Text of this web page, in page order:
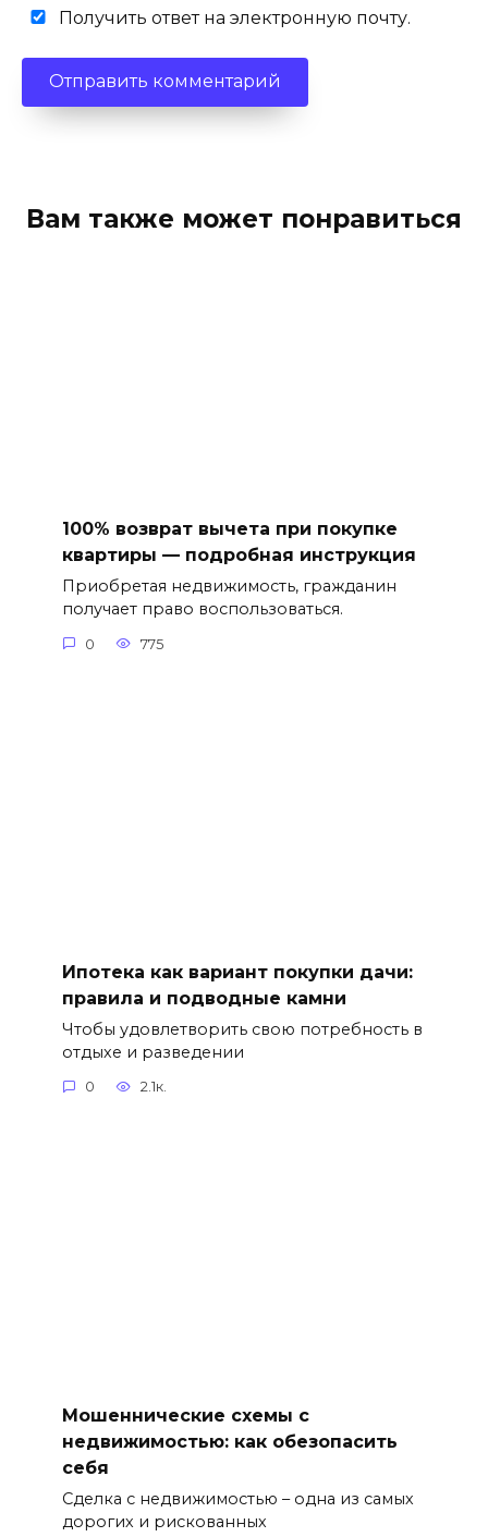
Получить ответ на электронную почту.
Вам также может понравиться
100% возврат вычета при покупке
квартиры — подробная инструкция
Приобретая недвижимость, гражданин
получает право воспользоваться.
0 775
Ипотека как вариант покупки дачи:
правила и подводные камни
Чтобы удовлетворить свою потребность в
отдыхе и разведении
0 2.1к.
Мошеннические схемы с
недвижимостью: как обезопасить
себя
Сделка с недвижимостью – одна из самых
дорогих и рискованных